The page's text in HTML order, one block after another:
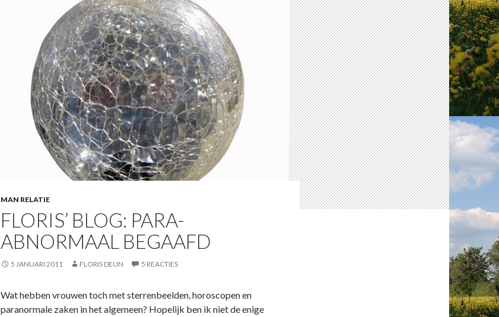
MAN RELATIE
FLORIS’ BLOG: PARA-
ABNORMAAL BEGAAFD
5 JANUARI 2011 FLORIS DEUN 5 REACTIES
Wat hebben vrouwen toch met sterrenbeelden, horoscopen en
paranormale zaken in het algemeen? Hopelijk ben ik niet de enige